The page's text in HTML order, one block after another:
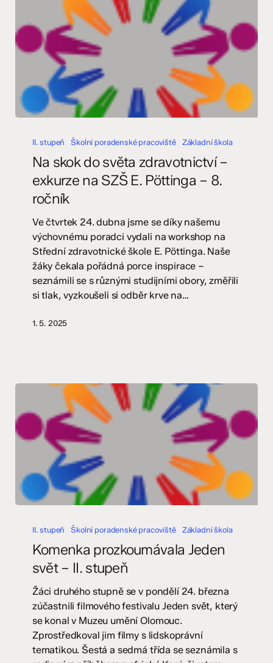
skok
světa
zdravotnictví
SZŠ
Pöttinga
II. stupeň Školní poradenské pracoviště Základní škola
Na skok do světa zdravotnictví –
exkurze na SZŠ E. Pöttinga – 8.
ročník
Ve čtvrtek 24. dubna jsme se díky našemu
výchovnému poradci vydali na workshop na
Střední zdravotnické škole E. Pöttinga. Naše
žáky čekala pořádná porce inspirace –
seznámili se s různými studijními obory, změřili
si tlak, vyzkoušeli si odběr krve na…
1. 5. 2025
prozkoumávala
stupeň
II. stupeň Školní poradenské pracoviště Základní škola
Komenka prozkoumávala Jeden
svět – II. stupeň
Žáci druhého stupně se v pondělí 24. března
zúčastnili filmového festivalu Jeden svět, který
se konal v Muzeu umění Olomouc.
Zprostředkoval jim filmy s lidskoprávní
tematikou. Šestá a sedmá třída se seznámila s